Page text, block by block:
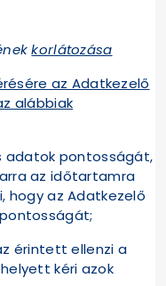
korlátozása
az Adatkezelő
alábbiak
adatok pontosságát,
az időtartamra
hogy az Adatkezelő
érintett ellenzi a
kéri azok